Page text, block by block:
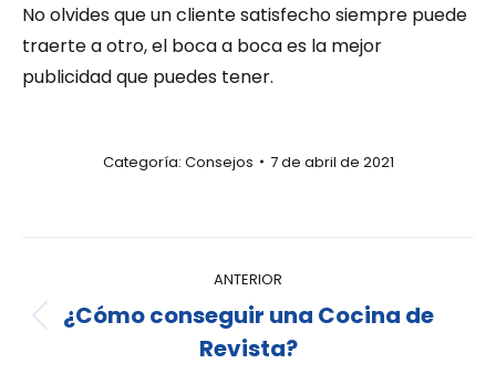
No olvides que un cliente satisfecho siempre puede
traerte a otro, el boca a boca es la mejor
publicidad que puedes tener.
Categoría: Consejos 7 de abril de 2021
ANTERIOR
¿Cómo conseguir una Cocina de
Revista?